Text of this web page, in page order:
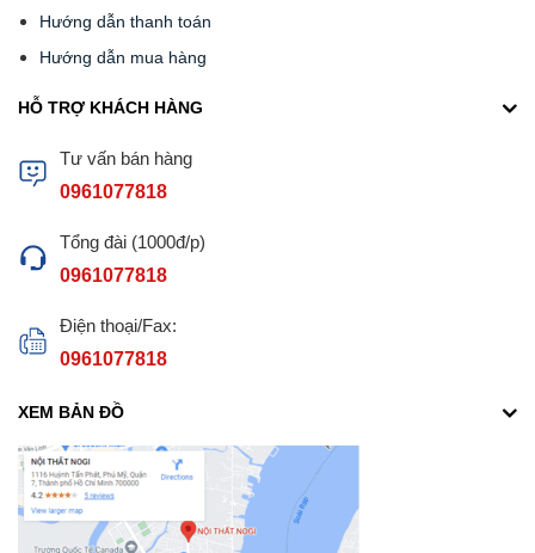
Hướng dẫn thanh toán
Hướng dẫn mua hàng
HỖ TRỢ KHÁCH HÀNG
Tư vấn bán hàng
0961077818
Tổng đài (1000đ/p)
0961077818
Điện thoại/Fax:
0961077818
XEM BẢN ĐỒ